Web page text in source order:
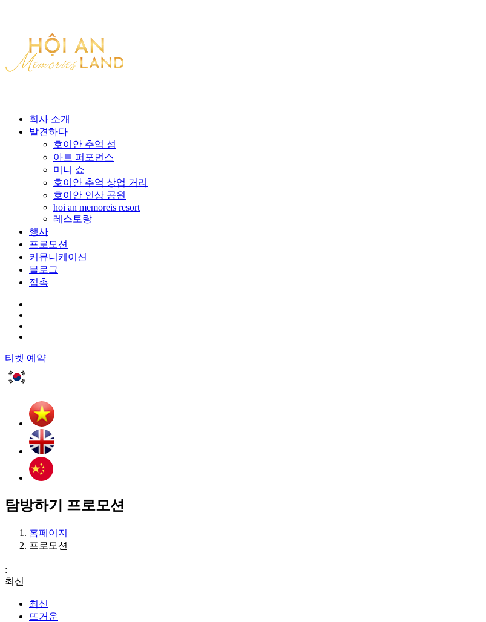
회사 소개
발견하다
호이안 추억 섬
아트 퍼포먼스
미니 쇼
호이안 추억 상업 거리
호이안 인상 공원
hoi an memoreis resort
레스토랑
행사
프로모션
커뮤니케이션
블로그
접촉
티켓 예약
탐방하기 프로모션
홈페이지
프로모션
:
최신
최신
뜨거운